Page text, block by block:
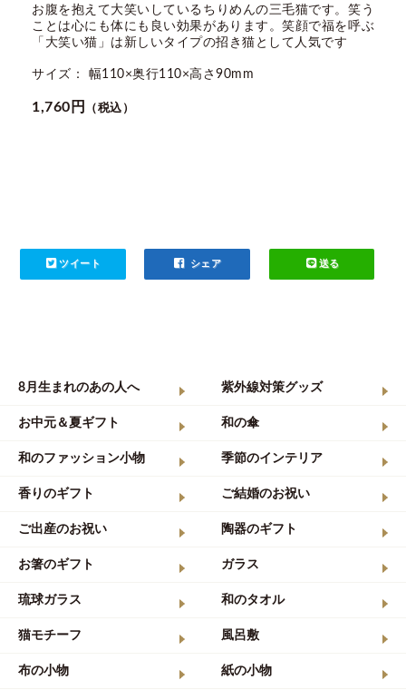
お腹を抱えて大笑いしているちりめんの三毛猫です。笑う
ことは心にも体にも良い効果があります。笑顔で福を呼ぶ
「大笑い猫」は新しいタイプの招き猫として人気です
サイズ： 幅110×奥行110×高さ90mm
1,760円 （税込）
ツイート シェア 送る
8月生まれのあの人へ 紫外線対策グッズ
お中元＆夏ギフト 和の傘
和のファッション小物 季節のインテリア
香りのギフト ご結婚のお祝い
ご出産のお祝い 陶器のギフト
お箸のギフト ガラス
琉球ガラス 和のタオル
猫モチーフ 風呂敷
布の小物 紙の小物